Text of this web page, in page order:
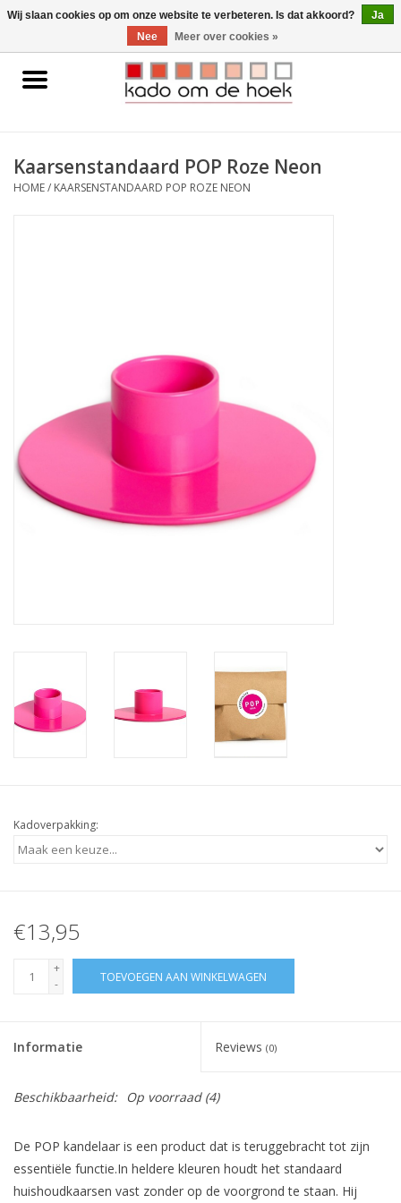
0 Artikelen - €0,00
Home
Gadgets
Kaarsenstandaard POP Roze Neon
HOME/ KAARSENSTANDAARD POP ROZE NEON
Kadoverpakking:
€13,95
+
-
TOEVOEGEN AAN WINKELWAGEN
Informatie Reviews (0)
Beschikbaarheid: Op voorraad(4)
De POP kandelaar is een product dat is teruggebracht tot zijn
essentiële functie.In heldere kleuren houdt het standaard
huishoudkaarsen vast zonder op de voorgrond te staan. Hij
Wij slaan cookies op om onze website te verbeteren. Is dat akkoord?
Ja
Nee
Meer over cookies »